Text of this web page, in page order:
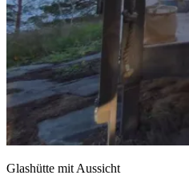
Glashütte mit Aussicht